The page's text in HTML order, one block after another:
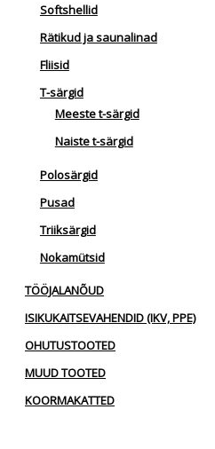
Softshellid
Rätikud ja saunalinad
Fliisid
T-särgid
Meeste t-särgid
Naiste t-särgid
Polosärgid
Pusad
Triiksärgid
Nokamütsid
TÖÖJALANÕUD
ISIKUKAITSEVAHENDID (IKV, PPE)
OHUTUSTOOTED
MUUD TOOTED
KOORMAKATTED